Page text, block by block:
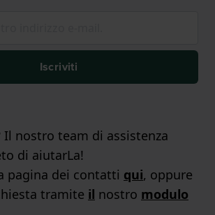
Iscriviti
Il nostro team di assistenza
di aiutarLa!
pagina dei contatti qui, oppure
tramite il nostro modulo